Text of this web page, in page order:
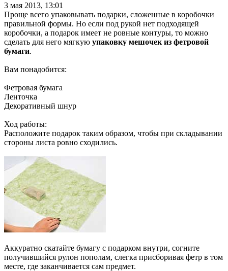
3 мая 2013, 13:01
Проще всего упаковывать подарки, сложенные в коробочки
правильной формы. Но если под рукой нет подходящей
коробочки, а подарок имеет не ровные контуры, то можно
сделать для него мягкую упаковку мешочек из фетровой
бумаги.
Вам понадобится:
Фетровая бумага
Ленточка
Декоративный шнур
Ход работы:
Расположите подарок таким образом, чтобы при складывании
стороны листа ровно сходились.
Аккуратно скатайте бумагу с подарком внутри, согните
получившийся рулон пополам, слегка присборивая фетр в том
месте, где заканчивается сам предмет.